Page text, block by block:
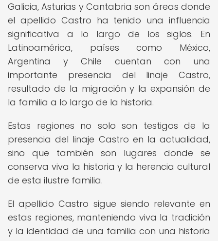
Galicia, Asturias y Cantabria son áreas donde
el apellido Castro ha tenido una influencia
significativa a lo largo de los siglos. En
Latinoamérica, países como México,
Argentina y Chile cuentan con una
importante presencia del linaje Castro,
resultado de la migración y la expansión de
la familia a lo largo de la historia.
Estas regiones no solo son testigos de la
presencia del linaje Castro en la actualidad,
sino que también son lugares donde se
conserva viva la historia y la herencia cultural
de esta ilustre familia.
El apellido Castro sigue siendo relevante en
estas regiones, manteniendo viva la tradición
y la identidad de una familia con una historia